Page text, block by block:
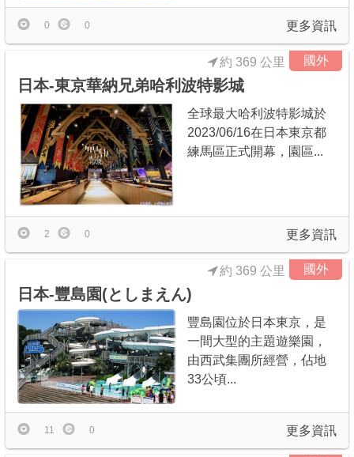
更多資訊
0 0
國外
日本-東京華納兄弟哈利波特影城
約 369 公里
全球最大哈利波特影城於
2023/06/16在日本東京都
練馬區正式開幕，園區...
更多資訊
2 0
國外
日本-豐島園(としまえん)
約 369 公里
豐島園位於日本東京，是
一間大型的主題遊樂園，
由西武集團所經營，佔地
33公頃...
更多資訊
11 0